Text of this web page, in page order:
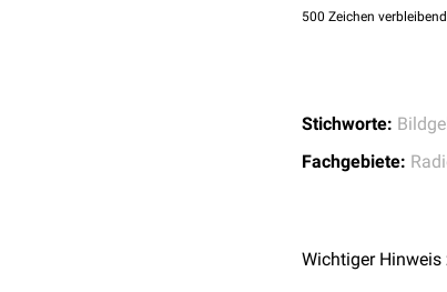
500 Zeichen
Stichworte:
Fachgebiete:
Wichtiger Hinweis